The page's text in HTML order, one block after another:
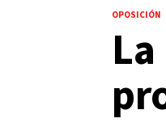
OPOSICIÓN